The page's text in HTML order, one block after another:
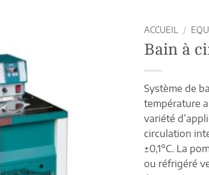
ACCUEIL /
Bain à
Système de
température
variété
circulation
±0,1°C. La
ou réfrigéré